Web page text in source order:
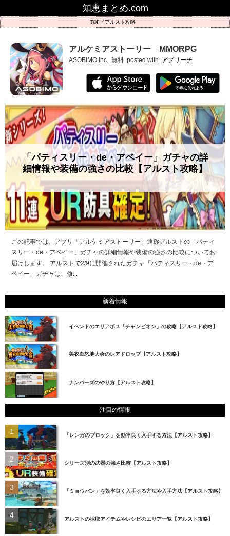
知恵まとめ.com
アルスト攻略
アルケミアストーリー MMORPG
ASOBIMO,Inc. 無料 posted with アプリーチ
「パティスリー・de・アベイー」ガチャの詳
細情報や装備の強さの比較【アルスト攻略】
この記事では、アプリ「アルケミアストーリー」通称アルストの「パティ
スリー・de・アベイー」ガチャの詳細情報や装備の強さの比較についてお
届けします。 アルストで2/9に開催されたガチャ「パティスリー・de・ア
ベイー」ガチャは、修...
新着情報
イベントのエリアボス「チャンピオン」の攻略【アルスト攻略】
美衣血怒地大会のレアドロップ【アルスト攻略】
ナンバーズのやり方【アルスト攻略】
注目の情報
「レンガのブロック」を効率良く入手する方法【アルスト攻略】
シリーズ別の武器の強さ比較【アルスト攻略】
「ミョウバン」を効率良く入手する方法や入手方法【アルスト攻略】
アルストの採取アイテムやレシピのエリア一覧【アルスト攻略】